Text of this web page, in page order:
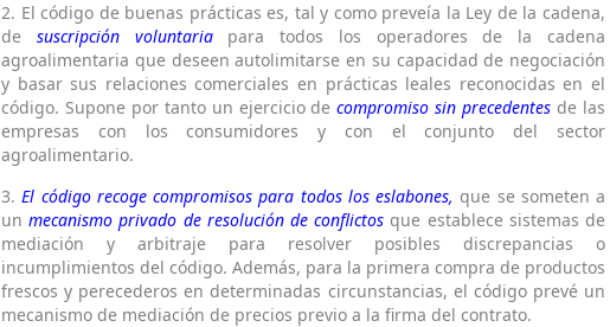
2. El código de buenas prácticas es, tal y como preveía la Ley de la cadena,
de suscripción voluntariapara todos los operadores de la cadena
agroalimentaria que deseen autolimitarse en su capacidad de negociación
y basar sus relaciones comerciales en prácticas leales reconocidas en el
código. Supone por tanto un ejercicio decompromiso sin precedentes de las
empresas con los consumidores y con el conjunto del sector
agroalimentario.
3. El código recoge compromisos para todos los eslabones, que se someten a
unmecanismo privado de resolución de conflictos que establece sistemas de
mediación y arbitraje para resolver posibles discrepancias o
incumplimientos del código. Además, para la primera compra de productos
frescos y perecederos en determinadas circunstancias, el código prevé un
mecanismo de mediación de precios previo a la firma del contrato.